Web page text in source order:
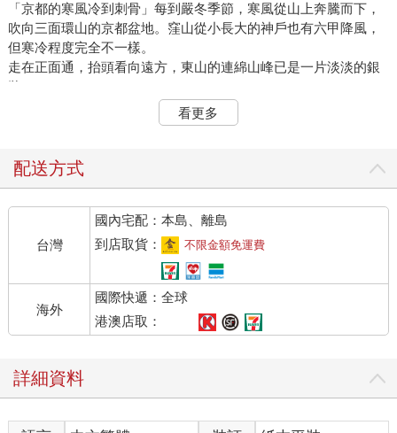
「京都的寒風冷到刺骨」每到嚴冬季節，寒風從山上奔騰而下，
吹向三面環山的京都盆地。窪山從小長大的神戶也有六甲降風，
但寒冷程度完全不一樣。
走在正面通，抬頭看向遠方，東山的連綿山峰已是一片淡淡的銀
妝。
「不好意思， 請問這附近有沒有食堂？是一家名叫『 鴨川食堂』
的店。」窪山問一名騎著紅色機車的郵差。
用一副在處理公事的態度，指著馬路右側回答。
這棟看起來完全不像是店家的兩層樓房子以前似乎曾經有過招牌
和櫥窗，外牆上有兩塊四方形的區域胡亂刷了白色油漆，但是整
棟房子並沒有人去樓空的寂寥感，而是可以感受到人的溫度，感
這家店似乎用這種不友善的外觀拒絕遠方的客人，但餐廳特有的
氣味向四周飄散，又像是在吸引客人上門，屋內還傳出了談笑的
聲音。
「很像是流開的店。」窪山回想起和老同事鴨川流共度的日子。
職。
窪山抬頭看了那家店，伸手打開了鋁製拉門。
「歡迎光 ……這不是窪山叔叔嗎？」小石端著圓托盤臉色頓時僵
看更多
配送方式
台灣
國內宅配：本島、離島
到店取貨：
不限金額免運費
海外
國際快遞：全球
港澳店取：
詳細資料